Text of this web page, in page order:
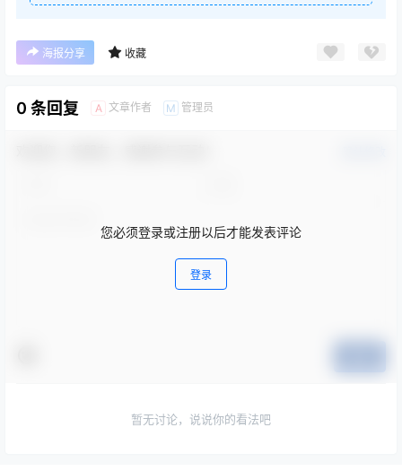
海报分享 收藏
0 条回复 A 文章作者 M 管理员
您必须登录或注册以后才能发表评论
登录
暂无讨论，说说你的看法吧